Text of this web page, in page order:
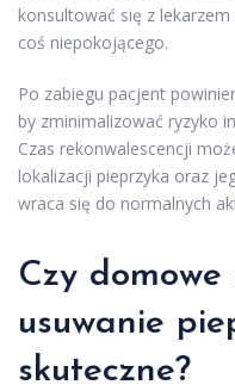
konsultować się z
coś niepokojącego.
Po zabiegu pacjent
by zminimalizować ryzyko
Czas rekonwalescencji
lokalizacji pieprzyka oraz
wraca się do normalnych
Czy
usuwanie
skuteczne?